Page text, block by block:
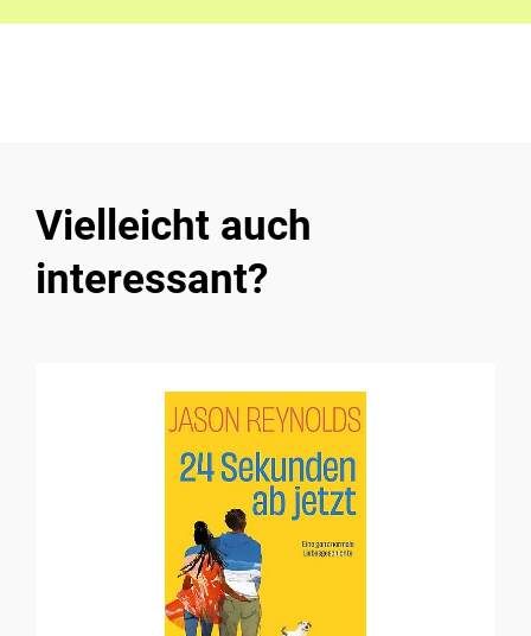
Vielleicht auch
interessant?